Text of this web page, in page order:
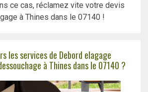
ce cas, réclamez vite votre devis
à Thines dans le 07140 !
les services de Debord elagage
à Thines dans le 07140 ?